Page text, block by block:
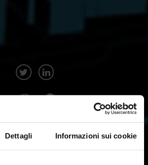
Dettagli Informazioni sui cookie
Bologna Fiere
21 - 22 Novembre 2019